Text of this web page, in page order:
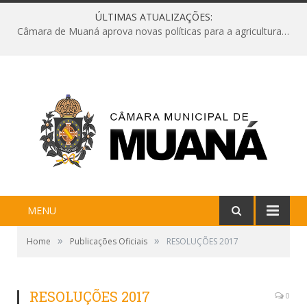
ÚLTIMAS ATUALIZAÇÕES:
Câmara de Muaná aprova novas políticas para a agricultura e solicita reforma da Ponte do Reduto
MENU
Home » Publicações Oficiais » RESOLUÇÕES 2017
RESOLUÇÕES 2017 0